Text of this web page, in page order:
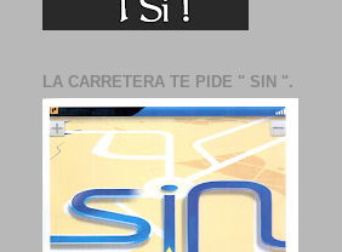
LA CARRETERA TE PIDE " SIN ".